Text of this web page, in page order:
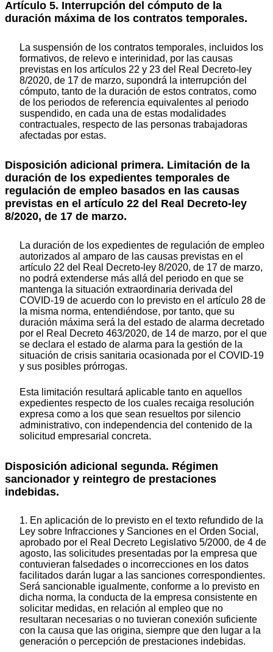
Artículo 5. Interrupción del cómputo de la
duración máxima de los contratos temporales.
La suspensión de los contratos temporales, incluidos los
formativos, de relevo e interinidad, por las causas
previstas en los artículos 22 y 23 del Real Decreto-ley
8/2020, de 17 de marzo, supondrá la interrupción del
cómputo, tanto de la duración de estos contratos, como
de los periodos de referencia equivalentes al periodo
suspendido, en cada una de estas modalidades
contractuales, respecto de las personas trabajadoras
afectadas por estas.
Disposición adicional primera. Limitación de la
duración de los expedientes temporales de
regulación de empleo basados en las causas
previstas en el artículo 22 del Real Decreto-ley
8/2020, de 17 de marzo.
La duración de los expedientes de regulación de empleo
autorizados al amparo de las causas previstas en el
artículo 22 del Real Decreto-ley 8/2020, de 17 de marzo,
no podrá extenderse más allá del periodo en que se
mantenga la situación extraordinaria derivada del
COVID-19 de acuerdo con lo previsto en el artículo 28 de
la misma norma, entendiéndose, por tanto, que su
duración máxima será la del estado de alarma decretado
por el Real Decreto 463/2020, de 14 de marzo, por el que
se declara el estado de alarma para la gestión de la
situación de crisis sanitaria ocasionada por el COVID-19
y sus posibles prórrogas.
Esta limitación resultará aplicable tanto en aquellos
expedientes respecto de los cuales recaiga resolución
expresa como a los que sean resueltos por silencio
administrativo, con independencia del contenido de la
solicitud empresarial concreta.
Disposición adicional segunda. Régimen
sancionador y reintegro de prestaciones
indebidas.
1. En aplicación de lo previsto en el texto refundido de la
Ley sobre Infracciones y Sanciones en el Orden Social,
aprobado por el Real Decreto Legislativo 5/2000, de 4 de
agosto, las solicitudes presentadas por la empresa que
contuvieran falsedades o incorrecciones en los datos
facilitados darán lugar a las sanciones correspondientes.
Será sancionable igualmente, conforme a lo previsto en
dicha norma, la conducta de la empresa consistente en
solicitar medidas, en relación al empleo que no
resultaran necesarias o no tuvieran conexión suficiente
con la causa que las origina, siempre que den lugar a la
generación o percepción de prestaciones indebidas.